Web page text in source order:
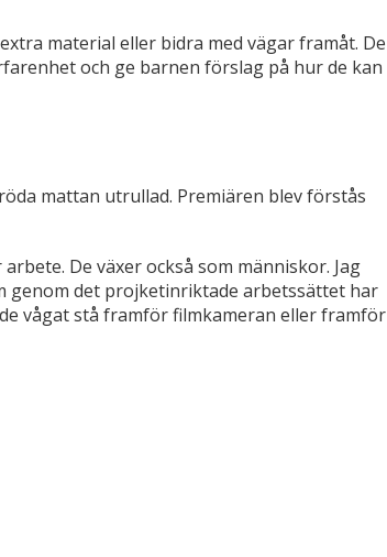
material eller bidra med vägar framåt. De
och ge barnen förslag på hur de kan
mattan utrullad. Premiären blev förstås
De växer också som människor. Jag
genom det projketinriktade arbetssättet har
vågat stå framför filmkameran eller framför